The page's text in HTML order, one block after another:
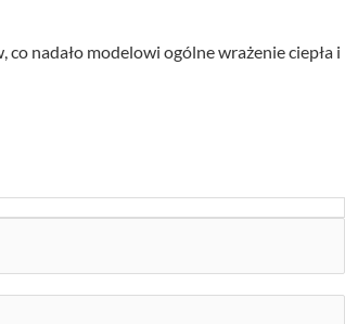
nadało modelowi ogólne wrażenie ciepła i